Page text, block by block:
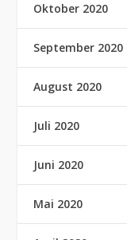
Oktober 2020
September 2020
August 2020
Juli 2020
Juni 2020
Mai 2020